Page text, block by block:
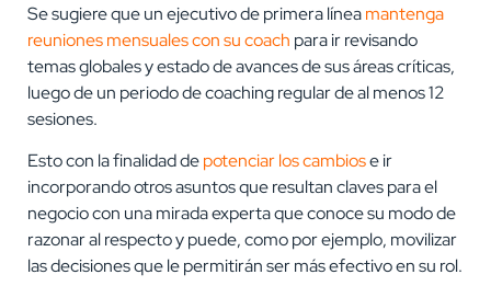
Se sugiere que un ejecutivo de primera líneamantenga
reuniones mensuales con su coach para ir revisando
temas globales y estado de avances de sus áreas críticas,
luego de un periodo de coaching regular de al menos 12
sesiones.
Esto con la finalidad depotenciar los cambiose ir
incorporando otros asuntos que resultan claves para el
negocio con una mirada experta que conoce su modo de
razonar al respecto y puede, como por ejemplo, movilizar
las decisiones que le permitirán ser más efectivo en su rol.